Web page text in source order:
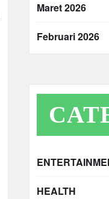
Maret 2026
Februari 2026
HEALTH